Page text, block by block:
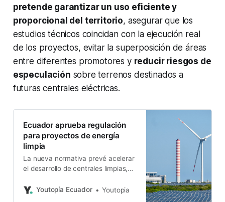
pretende garantizar un uso eficiente y
proporcional del territorio, asegurar que los
estudios técnicos coincidan con la ejecución real
de los proyectos, evitar la superposición de áreas
entre diferentes promotores y reducir riesgos de
especulación sobre terrenos destinados a
futuras centrales eléctricas.
Ecuador aprueba regulación
para proyectos de energía
limpia
La nueva normativa prevé acelerar
el desarrollo de centrales limpias,
atraer inversión privada.
Youtopía Ecuador Youtopia